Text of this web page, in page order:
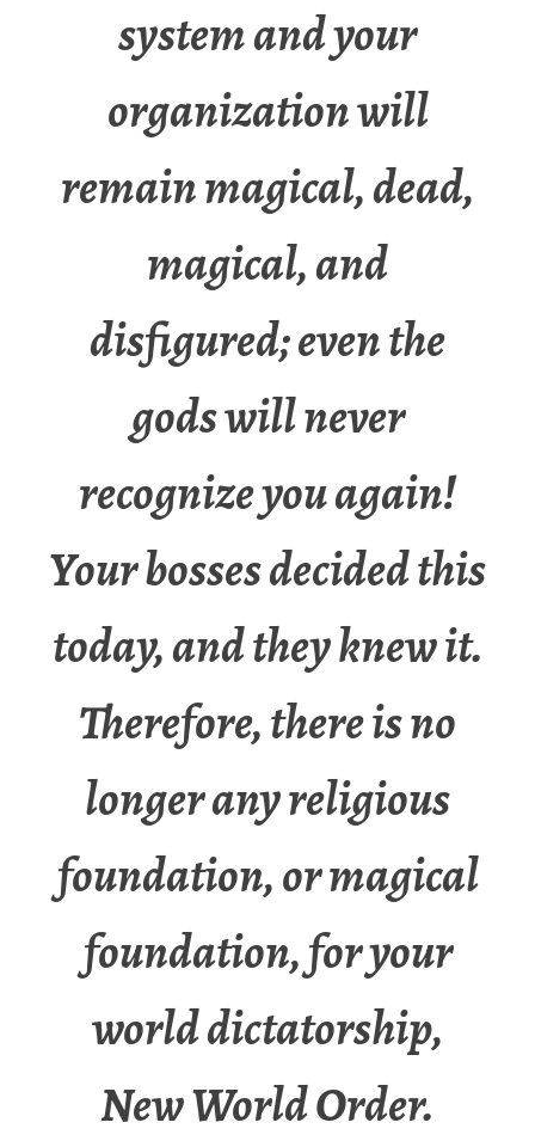
system and your
organization will
remain magical, dead,
magical, and
disfigured; even the
gods will never
recognize you again!
Your bosses decided this
today, and they knew it.
Therefore, there is no
longer any religious
foundation, or magical
foundation, for your
world dictatorship,
New World Order.